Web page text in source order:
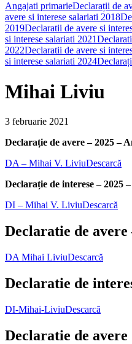
Angajati primarieDeclarații de
avere si interese salariati 2018
2019Declaratii de avere si
si interese salariati 2021
2022Declaratii de avere si
si interese salariati 2024
Mihai Liviu
3 februarie 2021
Declarație de avere – 2025 –
DA – Mihai V. LiviuDescarcă
Declarație de interese – 2025
DI – Mihai V. LiviuDescarcă
Declaratie de avere
DA Mihai LiviuDescarcă
Declaratie de
DI-Mihai-LiviuDescarcă
Declaratie de avere